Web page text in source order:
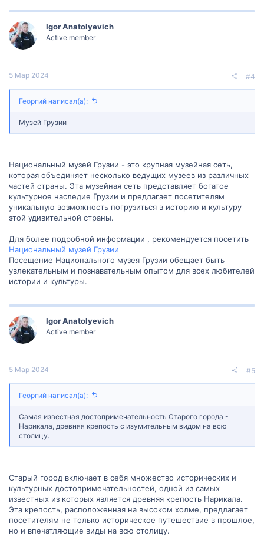
Igor Anatolyevich
Active member
5 Мар 2024 #4
Георгий написал(а):
Музей Грузии
Национальный музей Грузии - это крупная музейная сеть,
которая объединяет несколько ведущих музеев из различных
частей страны. Эта музейная сеть представляет богатое
культурное наследие Грузии и предлагает посетителям
уникальную возможность погрузиться в историю и культуру
этой удивительной страны.
Для более подробной информации , рекомендуется посетить
Национальный музей Грузии
Посещение Национального музея Грузии обещает быть
увлекательным и познавательным опытом для всех любителей
истории и культуры.
Igor Anatolyevich
Active member
5 Мар 2024 #5
Георгий написал(а):
Самая известная достопримечательность Старого города -
Нарикала, древняя крепость с изумительным видом на всю
столицу.
Старый город включает в себя множество исторических и
культурных достопримечательностей, одной из самых
известных из которых является древняя крепость Нарикала.
Эта крепость, расположенная на высоком холме, предлагает
посетителям не только историческое путешествие в прошлое,
но и впечатляющие виды на всю столицу.